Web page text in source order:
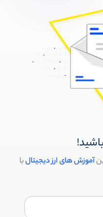
آموزش های ارز دیجیتالبا